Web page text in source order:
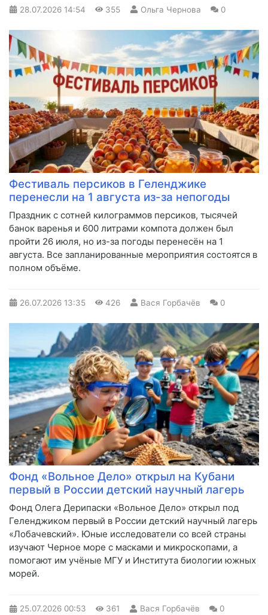
28.07.2026 14:54 355 Ольга Чернова 0
Фестиваль персиков в Геленджике
перенесли на 1 августа из-за непогоды
Праздник с сотней килограммов персиков, тысячей
банок варенья и 600 литрами компота должен был
пройти 26 июля, но из-за погоды перенесён на 1
августа. Все запланированные мероприятия состоятся в
полном объёме.
26.07.2026 13:35 426 Вася Горбачёв 0
Фонд «Вольное Дело» открыл на Кубани
первый в России детский научный лагерь
Фонд Олега Дерипаски «Вольное Дело» открыл под
Геленджиком первый в России детский научный лагерь
«Лобачевский». Юные исследователи со всей страны
изучают Черное море с масками и микроскопами, а
помогают им учёные МГУ и Института биологии южных
морей.
25.07.2026 00:53 361 Вася Горбачёв 0